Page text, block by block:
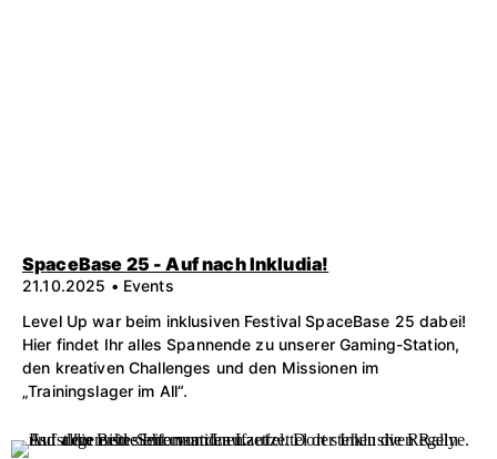
SpaceBase 25 - Auf nach Inkludia!
21.10.2025 • Events
Level Up war beim inklusiven Festival SpaceBase 25 dabei!
Hier findet Ihr alles Spannende zu unserer Gaming-Station,
den kreativen Challenges und den Missionen im
„Trainingslager im All“.